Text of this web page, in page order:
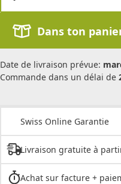
Dans ton
Date de livraison prévue:
Commande dans un délai de
Swiss Online Garantie
Livraison gratuite à
Achat sur facture +